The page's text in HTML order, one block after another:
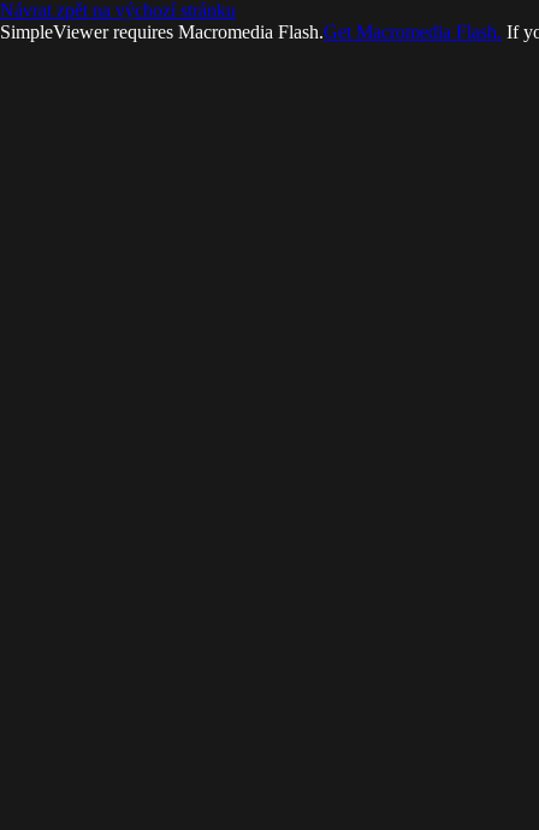
Návrat zpět na výchozí stránku
SimpleViewer requires Macromedia Flash.Get Macromedia Flash. If